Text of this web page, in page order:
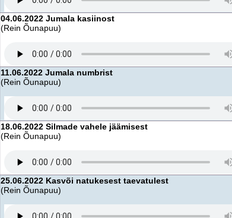
04.06.2022 Jumala kasiinost
(Rein Õunapuu)
11.06.2022 Jumala numbrist
(Rein Õunapuu)
18.06.2022 Silmade vahele jäämisest
(Rein Õunapuu)
25.06.2022 Kasvõi natukesest taevatulest
(Rein Õunapuu)